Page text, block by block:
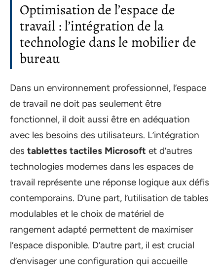
Optimisation de l’espace de
travail : l’intégration de la
technologie dans le mobilier de
bureau
Dans un environnement professionnel, l’espace
de travail ne doit pas seulement être
fonctionnel, il doit aussi être en adéquation
avec les besoins des utilisateurs. L’intégration
des tablettes tactiles Microsoft et d’autres
technologies modernes dans les espaces de
travail représente une réponse logique aux défis
contemporains. D’une part, l’utilisation de tables
modulables et le choix de matériel de
rangement adapté permettent de maximiser
l’espace disponible. D’autre part, il est crucial
d’envisager une configuration qui accueille